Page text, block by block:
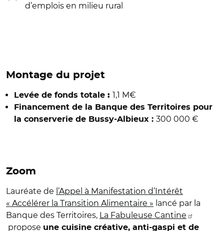
d’emplois en milieu rural
Montage du projet
Levée de fonds totale : 1,1 M€
Financement de la Banque des Territoires pour
la conserverie de Bussy-Albieux : 300 000 €
Zoom
Lauréate de l’Appel à Manifestation d’Intérêt
« Accélérer la Transition Alimentaire » lancé par la
Banque des Territoires, La Fabuleuse Cantine
propose une cuisine créative, anti-gaspi et de